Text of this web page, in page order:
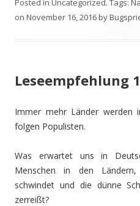
Posted in Uncategorized. Tags:
on November 16, 2016by
Leseempfehlung
Immer mehr Länder werden
folgen Populisten.
Was erwartet uns in
Menschen in den
schwindet und die dünne
zerreißt?